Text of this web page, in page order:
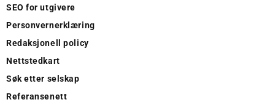
SEO for utgivere
Personvernerklæring
Redaksjonell policy
Nettstedkart
Søk etter selskap
Referansenett